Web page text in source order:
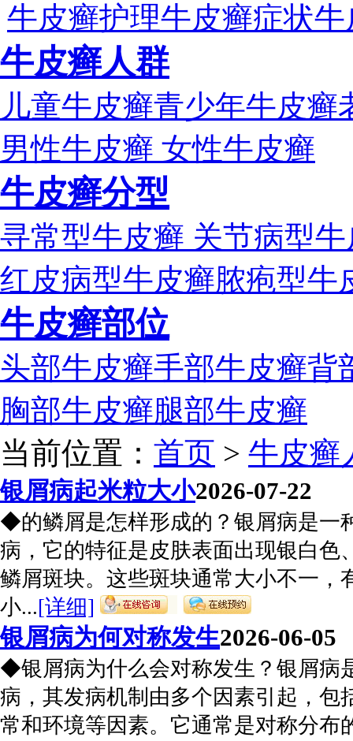
牛皮癣护理牛皮癣症状牛
牛皮癣人群
儿童牛皮癣青少年牛皮癣
男性牛皮癣 女性牛皮癣
牛皮癣分型
寻常型牛皮癣 关节病型
红皮病型牛皮癣脓疱型牛
牛皮癣部位
头部牛皮癣手部牛皮癣背
胸部牛皮癣腿部牛皮癣
当前位置： 首页 > 牛皮癣
银屑病起米粒大小2026-07-22
◆的鳞屑是怎样形成的？银屑病是一
病，它的特征是皮肤表面出现银白色
鳞屑斑块。这些斑块通常大小不一，
小...[详细]
银屑病为何对称发生2026-06-05
◆银屑病为什么会对称发生？银屑病
病，其发病机制由多个因素引起，包
常和环境等因素。它通常是对称分布